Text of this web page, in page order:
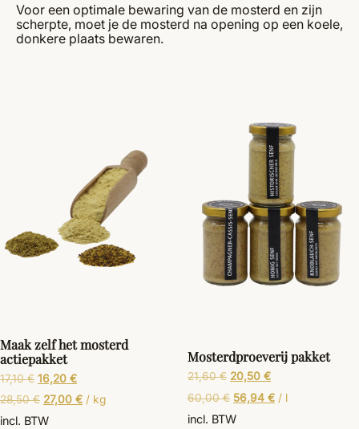
Voor een optimale bewaring van de mosterd en zijn
scherpte, moet je de mosterd na opening op een koele,
donkere plaats bewaren.
Maak zelf het mosterd
actiepakket
17,10€ 16,20 €
28,50€ 27,00 € / kg
incl. BTW
Mosterdproeverij pakket
21,60€ 20,50 €
60,00€ 56,94 € / l
incl. BTW